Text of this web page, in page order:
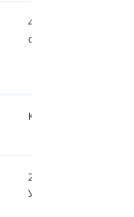
40 м³/час -
Комплектующие для
25 м³/ч -
УФ обеззараживание.